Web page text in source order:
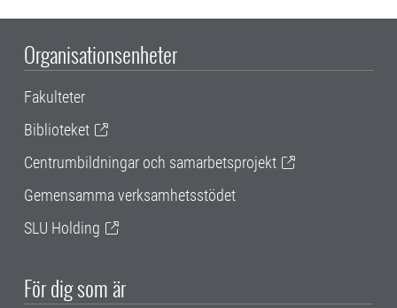
Organisationsenheter
Fakulteter
Biblioteket
Centrumbildningar och samarbetsprojekt
Gemensamma verksamhetsstödet
SLU Holding
För dig som är